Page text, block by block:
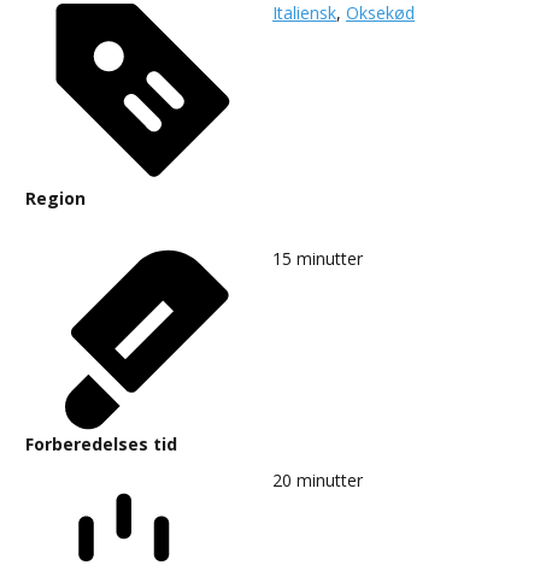
Region
Italiensk, Oksekød
Forberedelses tid
15 minutter
20 minutter